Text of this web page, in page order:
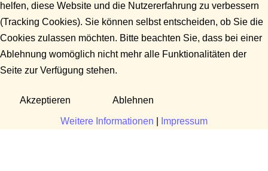
helfen, diese Website und die Nutzererfahrung zu verbessern
(Tracking Cookies). Sie können selbst entscheiden, ob Sie die
Cookies zulassen möchten. Bitte beachten Sie, dass bei einer
Ablehnung womöglich nicht mehr alle Funktionalitäten der
Seite zur Verfügung stehen.
Akzeptieren Ablehnen
Weitere Informationen Impressum